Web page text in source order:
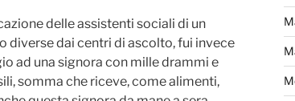
delle assistenti sociali di un
diverse dai centri di ascolto, fui invece
ad una signora con mille drammi e
somma che riceve, come alimenti,